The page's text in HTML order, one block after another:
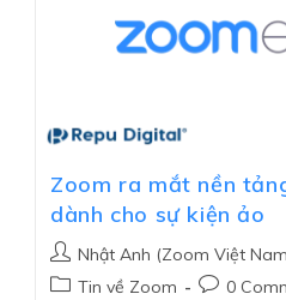
Zoom ra mắt nền
dành cho sự kiện ảo
Nhật Anh (Zoom Việt
Tin về Zoom
0